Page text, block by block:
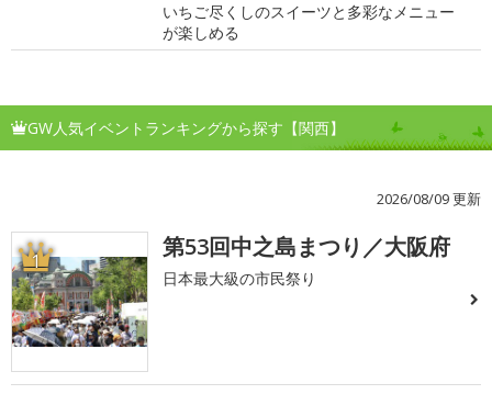
いちご尽くしのスイーツと多彩なメニュー
が楽しめる
GW人気イベントランキングから探す【関西】
2026/08/09 更新
1 第53回中之島まつり／大阪府
日本最大級の市民祭り